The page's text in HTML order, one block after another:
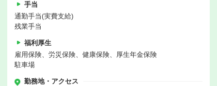
手当
通勤手当(実費支給)
残業手当
福利厚生
雇用保険、労災保険、健康保険、厚生年金保険
駐車場
勤務地・アクセス